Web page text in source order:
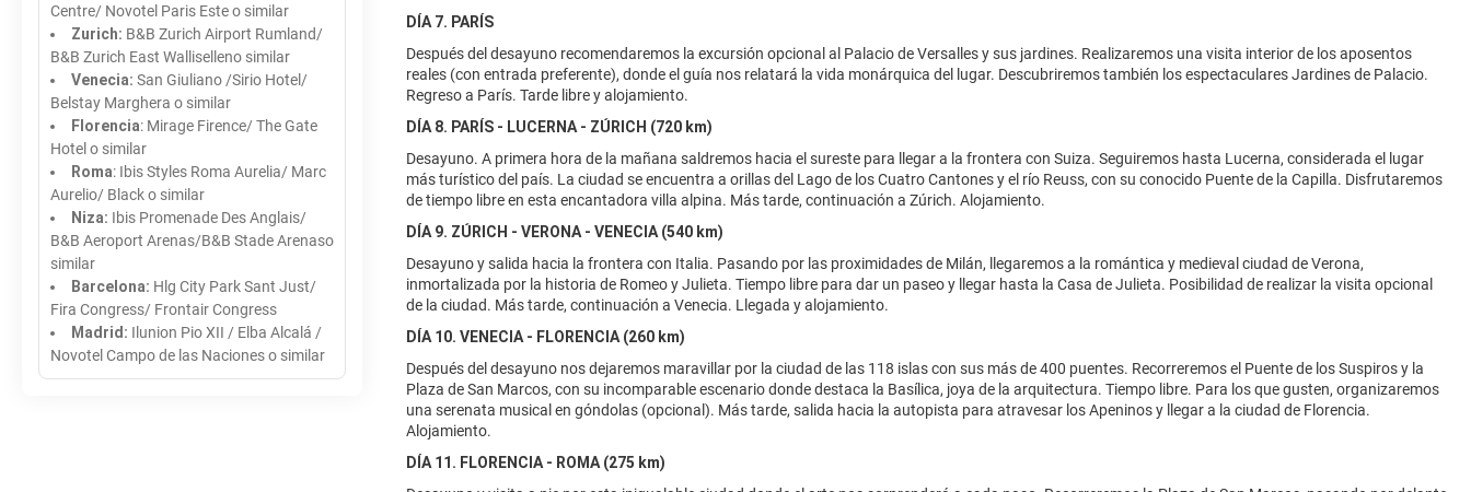
DÍA 7. PARÍS
Después del desayuno recomendaremos la excursión opcional al Palacio de Versalles y sus jardines. Realizaremos una visita interior de los aposentos
reales (con entrada preferente), donde el guía nos relatará la vida monárquica del lugar. Descubriremos también los espectaculares Jardines de Palacio.
Regreso a París. Tarde libre y alojamiento.
DÍA 8. PARÍS - LUCERNA - ZÚRICH (720 km)
Desayuno. A primera hora de la mañana saldremos hacia el sureste para llegar a la frontera con Suiza. Seguiremos hasta Lucerna, considerada el lugar
más turístico del país. La ciudad se encuentra a orillas del Lago de los Cuatro Cantones y el río Reuss, con su conocido Puente de la Capilla. Disfrutaremos
de tiempo libre en esta encantadora villa alpina. Más tarde, continuación a Zúrich. Alojamiento.
DÍA 9. ZÚRICH - VERONA - VENECIA (540 km)
Desayuno y salida hacia la frontera con Italia. Pasando por las proximidades de Milán, llegaremos a la romántica y medieval ciudad de Verona,
inmortalizada por la historia de Romeo y Julieta. Tiempo libre para dar un paseo y llegar hasta la Casa de Julieta. Posibilidad de realizar la visita opcional
de la ciudad. Más tarde, continuación a Venecia. Llegada y alojamiento.
DÍA 10. VENECIA - FLORENCIA (260 km)
Después del desayuno nos dejaremos maravillar por la ciudad de las 118 islas con sus más de 400 puentes. Recorreremos el Puente de los Suspiros y la
Plaza de San Marcos, con su incomparable escenario donde destaca la Basílica, joya de la arquitectura. Tiempo libre. Para los que gusten, organizaremos
una serenata musical en góndolas (opcional). Más tarde, salida hacia la autopista para atravesar los Apeninos y llegar a la ciudad de Florencia.
Alojamiento.
DÍA 11. FLORENCIA - ROMA (275 km)
Centre/ Novotel Paris Este o similar
Zurich: B&B Zurich Airport Rumland/
B&B Zurich East Walliselleno similar
Venecia: San Giuliano /Sirio Hotel/
Belstay Marghera o similar
Florencia: Mirage Firence/ The Gate
Hotel o similar
Roma: Ibis Styles Roma Aurelia/ Marc
Aurelio/ Black o similar
Niza: Ibis Promenade Des Anglais/
B&B Aeroport Arenas/B&B Stade Arenaso
similar
Barcelona: Hlg City Park Sant Just/
Fira Congress/ Frontair Congress
Madrid: Ilunion Pio XII / Elba Alcalá /
Novotel Campo de las Naciones o similar